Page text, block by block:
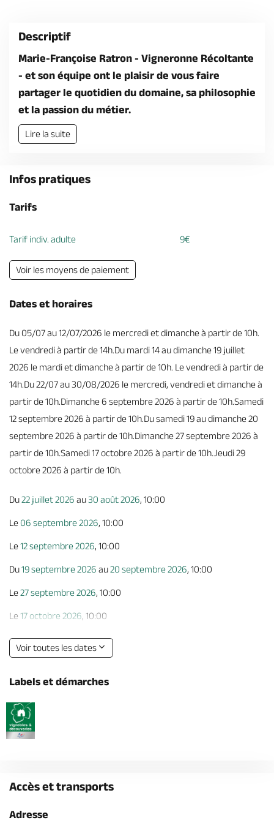
Brochures & Cartes Offices de tourisme Comment venir ? Ecrivez-nous
Descriptif
Marie-Françoise Ratron - Vigneronne Récoltante
- et son équipe ont le plaisir de vous faire
partager le quotidien du domaine, sa philosophie
et la passion du métier.
Lire la suite
Infos pratiques
Tarifs
Tarif indiv. adulte 9€
Voir les moyens de paiement
Dates et horaires
Du 05/07 au 12/07/2026 le mercredi et dimanche à partir de 10h.
Le vendredi à partir de 14h.Du mardi 14 au dimanche 19 juillet
2026 le mardi et dimanche à partir de 10h. Le vendredi à partir de
14h.Du 22/07 au 30/08/2026 le mercredi, vendredi et dimanche à
partir de 10h.Dimanche 6 septembre 2026 à partir de 10h.Samedi
12 septembre 2026 à partir de 10h.Du samedi 19 au dimanche 20
septembre 2026 à partir de 10h.Dimanche 27 septembre 2026 à
partir de 10h.Samedi 17 octobre 2026 à partir de 10h.Jeudi 29
octobre 2026 à partir de 10h.
Du22 juillet 2026 au30 août 2026, 10:00
Le 06 septembre 2026, 10:00
Le12 septembre 2026, 10:00
Du19 septembre 2026 au20 septembre 2026, 10:00
Le27 septembre 2026, 10:00
Le 17 octobre 2026, 10:00
Le29 octobre 2026, 10:00
Voir toutes les dates
Labels et démarches
Accès et transports
Adresse